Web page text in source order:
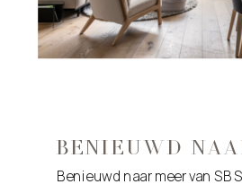
BENIEUWD
Benieuwd naar meer van SB